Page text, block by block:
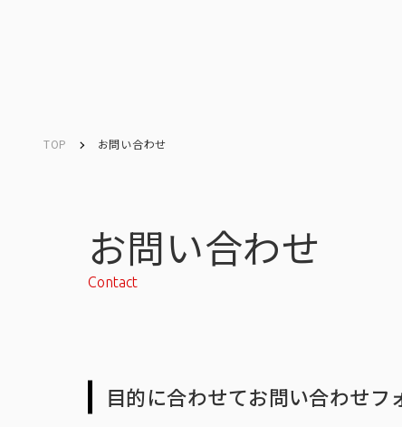
会社概要・所在地
TOP お問い合わせ
お問い合わせ
Contact
目的に合わせてお問い合わせフ